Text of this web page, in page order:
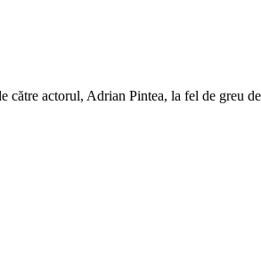
către actorul, Adrian Pintea, la fel de greu